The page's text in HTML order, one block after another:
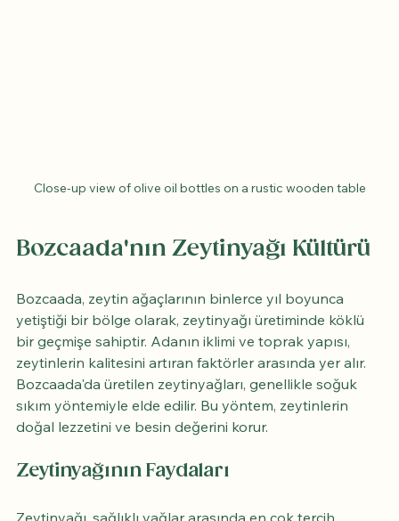
Close-up view of olive oil bottles on a rustic wooden table
Bozcaada'nın Zeytinyağı Kültürü
Bozcaada, zeytin ağaçlarının binlerce yıl boyunca
yetiştiği bir bölge olarak, zeytinyağı üretiminde köklü
bir geçmişe sahiptir. Adanın iklimi ve toprak yapısı,
zeytinlerin kalitesini artıran faktörler arasında yer alır.
Bozcaada'da üretilen zeytinyağları, genellikle soğuk
sıkım yöntemiyle elde edilir. Bu yöntem, zeytinlerin
doğal lezzetini ve besin değerini korur.
Zeytinyağının Faydaları